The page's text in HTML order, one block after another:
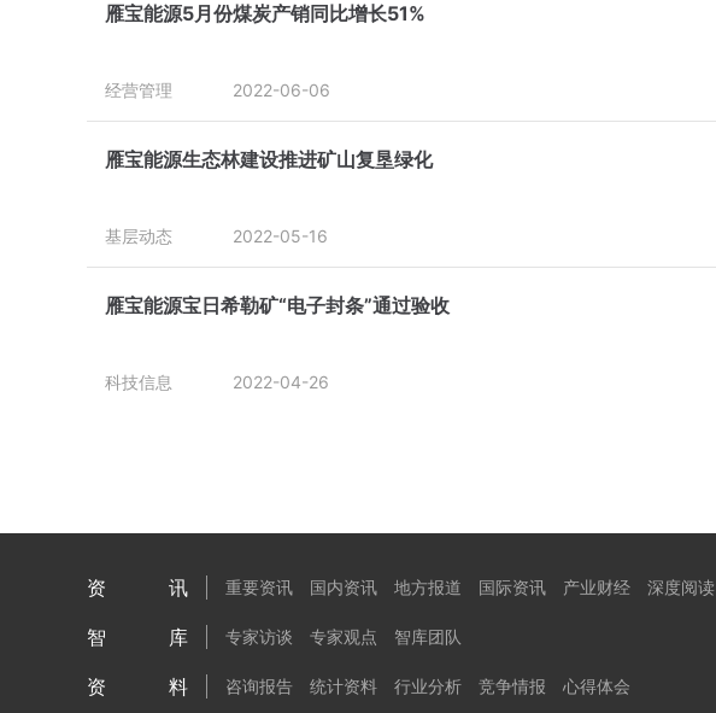
雁宝能源5月份煤炭产销同比增长51%
经营管理 2022-06-06
雁宝能源生态林建设推进矿山复垦绿化
基层动态 2022-05-16
雁宝能源宝日希勒矿“电子封条”通过验收
科技信息 2022-04-26
资讯 重要资讯 国内资讯 地方报道 国际资讯 产业财经 深度阅读
智库 专家访谈 专家观点 智库团队
资料 咨询报告 统计资料 行业分析 竞争情报 心得体会